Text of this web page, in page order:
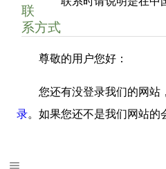
联
系方式
尊敬的用户您好：
您还有没登录我们的网站
录。如果您还不是我们网站的